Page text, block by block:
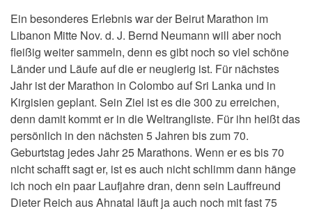
Ein besonderes Erlebnis war der Beirut Marathon im
Libanon Mitte Nov. d. J. Bernd Neumann will aber noch
fleißig weiter sammeln, denn es gibt noch so viel schöne
Länder und Läufe auf die er neugierig ist. Für nächstes
Jahr ist der Marathon in Colombo auf Sri Lanka und in
Kirgisien geplant. Sein Ziel ist es die 300 zu erreichen,
denn damit kommt er in die Weltrangliste. Für ihn heißt das
persönlich in den nächsten 5 Jahren bis zum 70.
Geburtstag jedes Jahr 25 Marathons. Wenn er es bis 70
nicht schafft sagt er, ist es auch nicht schlimm dann hänge
ich noch ein paar Laufjahre dran, denn sein Lauffreund
Dieter Reich aus Ahnatal läuft ja auch noch mit fast 75